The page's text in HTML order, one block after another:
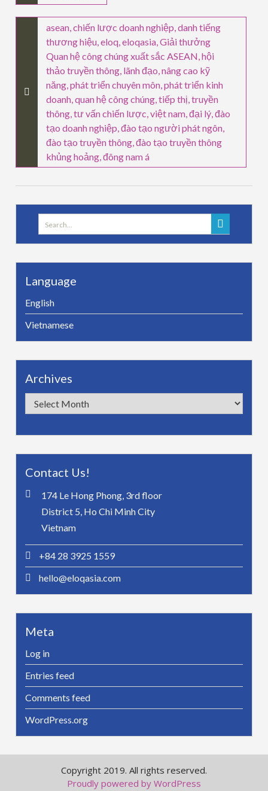
asean ,chiến lược doanh nghiệp ,danh tiếng
thương hiệu ,eloq ,eloqasia ,Giải thưởng
Quan hệ công chúng xuất sắc ASEAN ,hội
thảo truyền thông lãnh đạo ,nâng cao kỹ
năng ,phát triển chuyên môn ,phát triển kinh
doanh ,quan hệ công chúng ,tiếp thị ,truyền
thông ,tư vấn chiến lược ,việt nam ,đại lý ,đào
tạo doanh nghiệp ,đào tạo người phát ngôn
đào tạo truyền thông ,đào tạo truyền thông
khủng hoảng ,đông nam á
Search
for:
Language
English
Vietnamese
Archives
Archives
Contact Us!
174 Le Hong Phong, 3rd floor
District 5, Ho Chi Minh City
Vietnam
+84 28 3925 1559
hello@eloqasia.com
Meta
Log in
Entries feed
Comments feed
WordPress.org
Copyright 2019. All rights reserved.
Proudly powered by WordPress